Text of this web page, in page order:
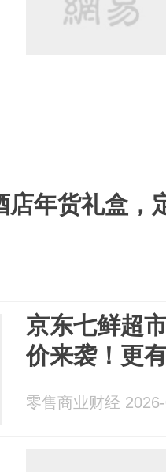
店年货礼盒，
京东七鲜超
价来袭！更
零售商业财经